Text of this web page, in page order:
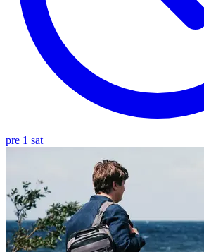
pre 1 sat